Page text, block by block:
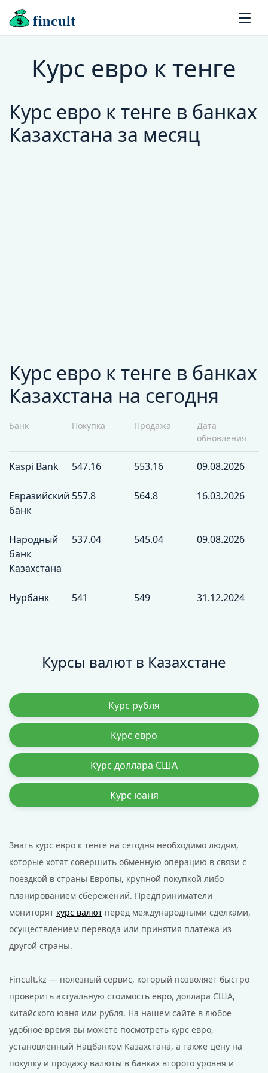
fincult
Курс евро к тенге
Курс евро к тенге в банках
Казахстана за месяц
Курс евро к тенге в банках
Казахстана на сегодня
Банк Покупка Продажа
Дата
обновления
Kaspi Bank 547.16 553.16 09.08.2026
Евразийский
банк
557.8 564.8 16.03.2026
Народный
банк
Казахстана
537.04 545.04 09.08.2026
Нурбанк 541 549 31.12.2024
Курсы валют в Казахстане
Курс рубля
Курс евро
Курс доллара США
Курс юаня
Знать курс евро к тенге на сегодня необходимо людям,
которые хотят совершить обменную операцию в связи с
поездкой в страны Европы, крупной покупкой либо
планированием сбережений. Предприниматели
мониторят курс валют перед международными сделками,
осуществлением перевода или принятия платежа из
другой страны.
Fincult.kz — полезный сервис, который позволяет быстро
проверить актуальную стоимость евро, доллара США,
китайского юаня или рубля. На нашем сайте в любое
удобное время вы можете посмотреть курс евро,
установленный Нацбанком Казахстана, а также цену на
покупку и продажу валюты в банках второго уровня и